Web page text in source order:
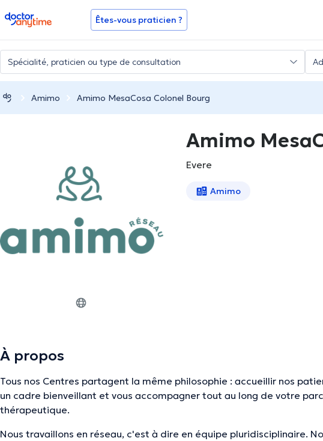
doctoranytime Êtes-vous praticien ?
Amimo Amimo MesaCosa Colonel Bourg
Amimo
Evere
Amimo
À propos
Tous nos Centres partagent la même philosophie : accueillir nos
un cadre bienveillant et vous accompagner tout au long de votre
thérapeutique.
Nous travaillons en réseau, c'est à dire en équipe pluridisciplinaire.